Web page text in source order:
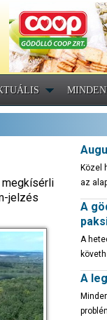
megkísérli
jelzés
Közel
az
A
A
A